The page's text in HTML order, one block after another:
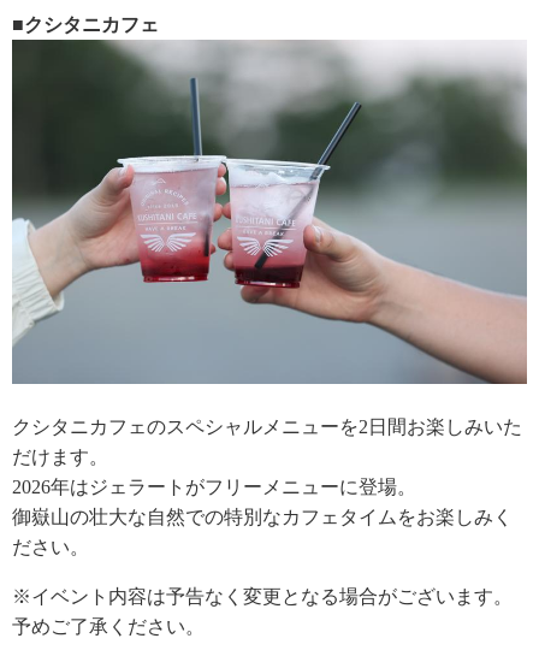
■クシタニカフェ
クシタニカフェのスペシャルメニューを2日間お楽しみいた
だけます。
2026年はジェラートがフリーメニューに登場。
御嶽山の壮大な自然での特別なカフェタイムをお楽しみく
ださい。
※イベント内容は予告なく変更となる場合がございます。
予めご了承ください。